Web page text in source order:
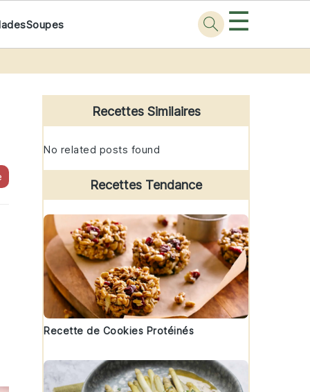
Soupes ☰
Primary
Sidebar
Recettes Similaires
No related posts found
Recettes Tendance
Recette de Cookies Protéinés